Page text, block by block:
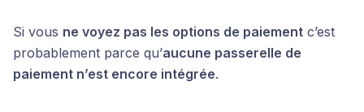
Si vous ne voyez pas les options de paiement c’est
probablement parce qu’aucune passerelle de
paiement n’est encore intégrée.